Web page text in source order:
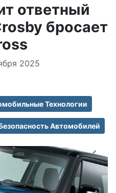
ответный
бросает
2025
Технологии
Автомобилей